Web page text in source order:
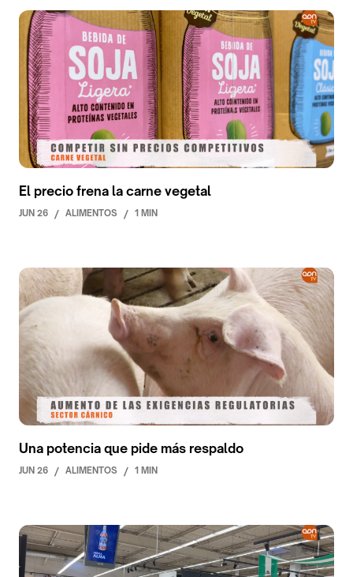
El precio frena la carne vegetal
JUN 26 / ALIMENTOS / 1 MIN
Una potencia que pide más respaldo
JUN 26 / ALIMENTOS / 1 MIN